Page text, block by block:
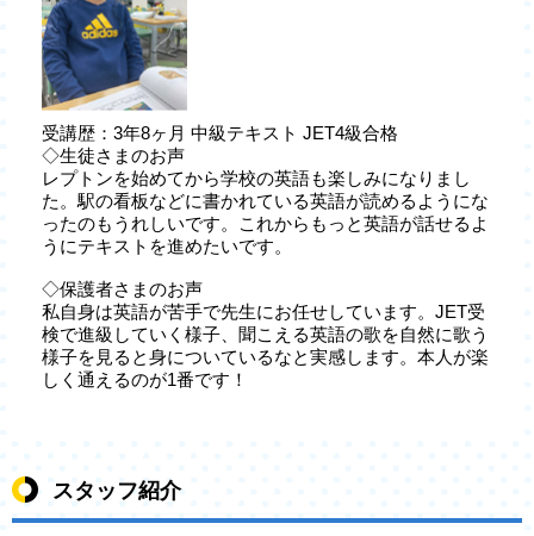
受講歴：3年8ヶ月 中級テキスト JET4級合格
◇生徒さまのお声
レプトンを始めてから学校の英語も楽しみになりまし
た。駅の看板などに書かれている英語が読めるようにな
ったのもうれしいです。これからもっと英語が話せるよ
うにテキストを進めたいです。
◇保護者さまのお声
私自身は英語が苦手で先生にお任せしています。JET受
検で進級していく様子、聞こえる英語の歌を自然に歌う
様子を見ると身についているなと実感します。本人が楽
しく通えるのが1番です！
スタッフ紹介